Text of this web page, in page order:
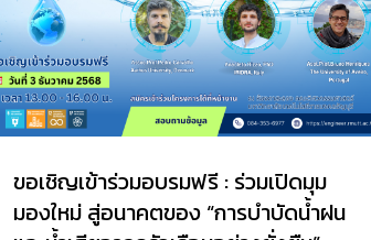
ขอเชิญเข้าร่วมอบรมฟรี : ร่วมเปิดมุม
มองใหม่ สู่อนาคตของ “การบำบัดน้ำฝน